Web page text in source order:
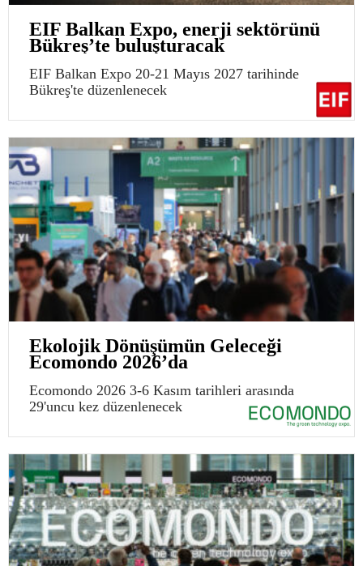
EIF Balkan Expo, enerji sektörünü
Bükreş’te buluşturacak
EIF Balkan Expo 20-21 Mayıs 2027 tarihinde
Bükreş'te düzenlenecek
Ekolojik Dönüşümün Geleceği
Ecomondo 2026’da
Ecomondo 2026 3-6 Kasım tarihleri arasında
29'uncu kez düzenlenecek